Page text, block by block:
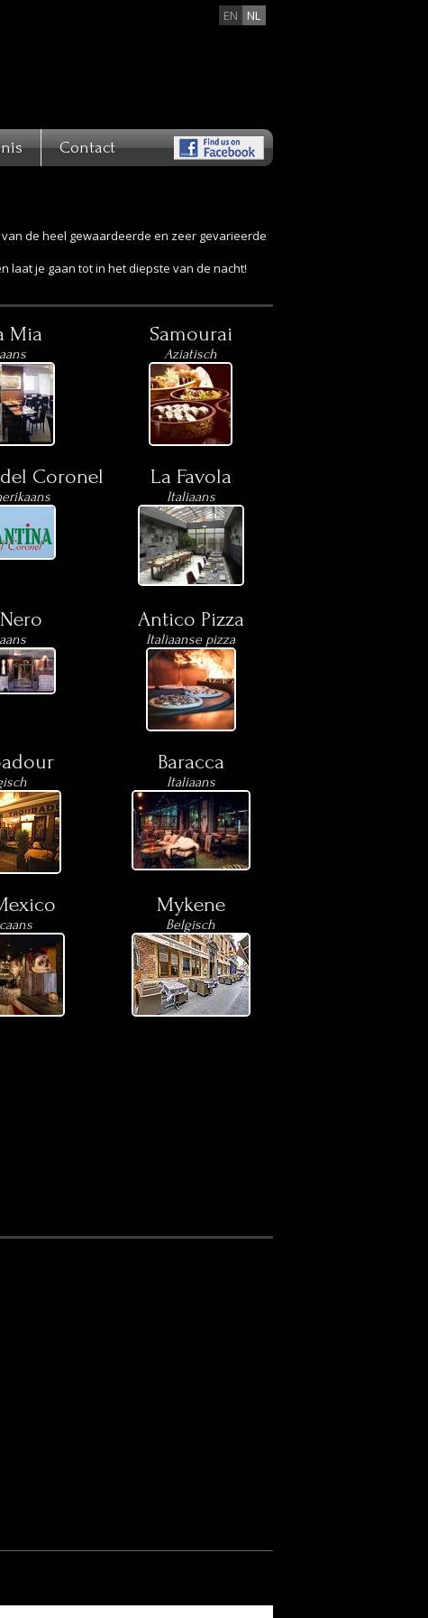
NL
EN
Contact
de heel gewaardeerde en zeer gevarieerde
laat je gaan tot in het diepste van de nacht!
Mia Samourai
Aziatisch
Coronel La Favola
Italiaans
Antico Pizza
Italiaanse pizza
Baracca
Italiaans
Mykene
Belgisch